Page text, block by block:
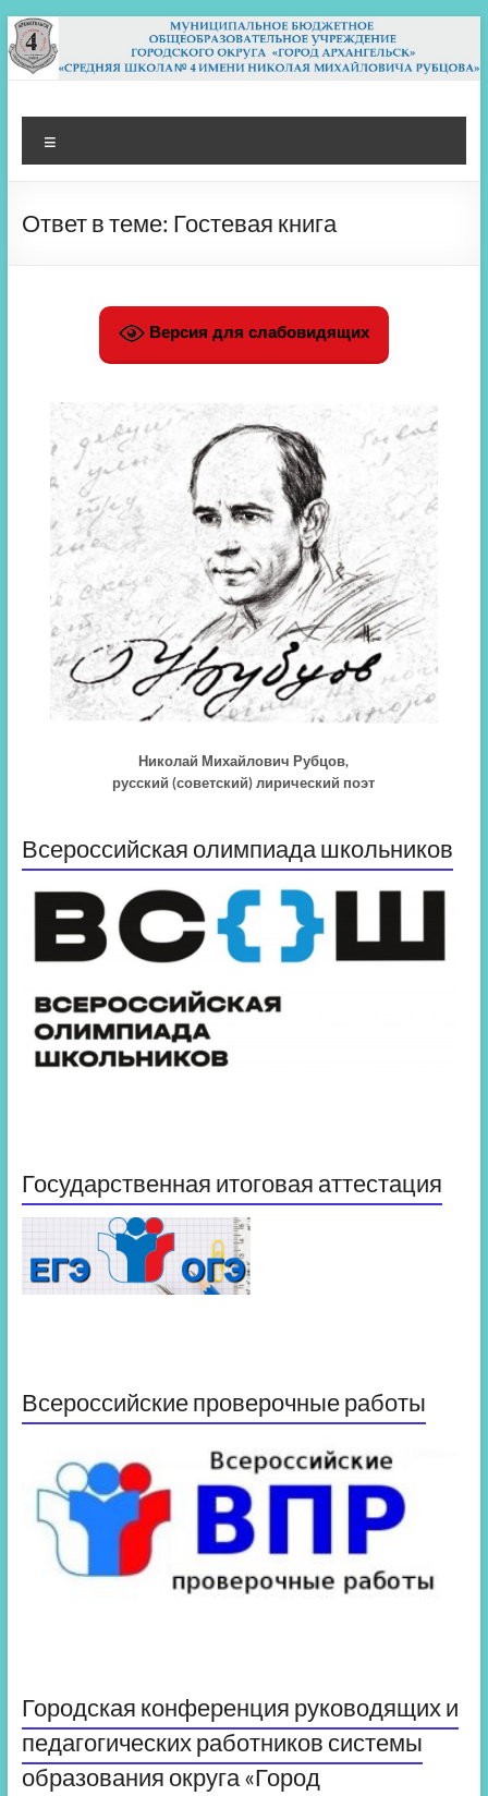
Перейти
к
содержимому
МБОУ СШ 4
Архангельск
Ответ в теме: Гостевая книга
Версия для слабовидящих
Николай Михайлович Рубцов,
русский (советский) лирический поэт
Всероссийская олимпиада школьников
Государственная итоговая аттестация
Всероссийские проверочные работы
Городская конференция руководящих и
педагогических работников системы
образования округа «Город